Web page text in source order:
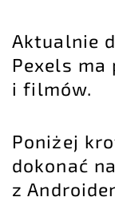
Aktualnie
Pexels ma
i filmów.
Poniżej
dokonać
z